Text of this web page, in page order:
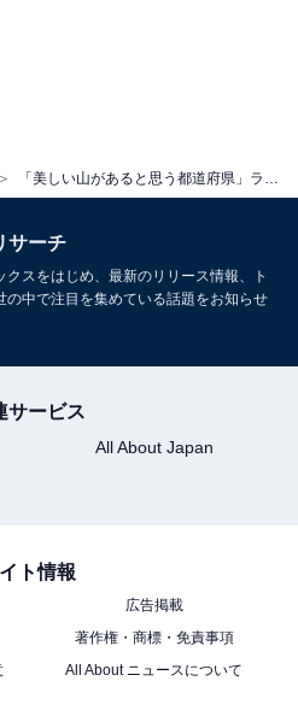
サーチ
スをはじめ、最新のリリース情報、ト
中で注目を集めている話題をお知らせ
サービス
All About Japan
ト情報
広告掲載
著作権・商標・免責事項
All About ニュースについて